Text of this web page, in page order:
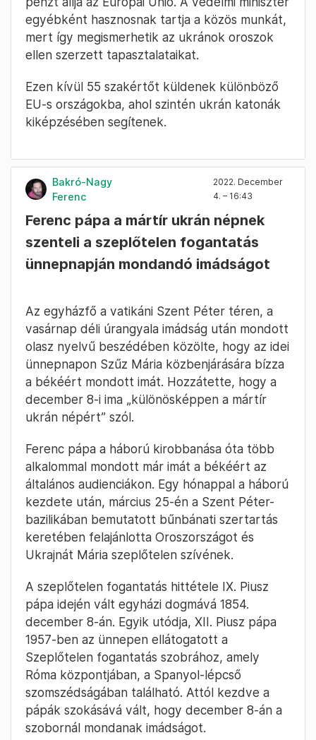
egyébként hasznosnak tartja a közös munkát,
mert így megismerhetik az ukránok oroszok
ellen szerzett tapasztalataikat.
Ezen kívül 55 szakértőt küldenek különböző
EU-s országokba, ahol szintén ukrán katonák
kiképzésében segítenek.
Bakró-Nagy
Ferenc
2022. December
4. – 16:43
Ferenc pápa a mártír ukrán népnek
szenteli a szeplőtelen fogantatás
ünnepnapján mondandó imádságot
Az egyházfő a vatikáni Szent Péter téren, a
vasárnap déli úrangyala imádság után mondott
olasz nyelvű beszédében közölte, hogy az idei
ünnepnapon Szűz Mária közbenjárására bízza
a békéért mondott imát. Hozzátette, hogy a
december 8-i ima „különösképpen a mártír
ukrán népért” szól.
Ferenc pápa a háború kirobbanása óta több
alkalommal mondott már imát a békéért az
általános audienciákon. Egy hónappal a háború
kezdete után, március 25-én a Szent Péter-
bazilikában bemutatott bűnbánati szertartás
keretében felajánlotta Oroszországot és
Ukrajnát Mária szeplőtelen szívének.
A szeplőtelen fogantatás hittétele IX. Piusz
pápa idején vált egyházi dogmává 1854.
december 8-án. Egyik utódja, XII. Piusz pápa
1957-ben az ünnepen ellátogatott a
Szeplőtelen fogantatás szobrához, amely
Róma központjában, a Spanyol-lépcső
szomszédságában található. Attól kezdve a
pápák szokásává vált, hogy december 8-án a
szobornál mondanak imádságot.